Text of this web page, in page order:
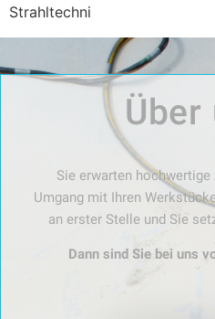
Strahltechni
Über
Sie erwarten
Umgang mit Ihren
an erster Stelle und Sie
Dann sind Sie bei uns